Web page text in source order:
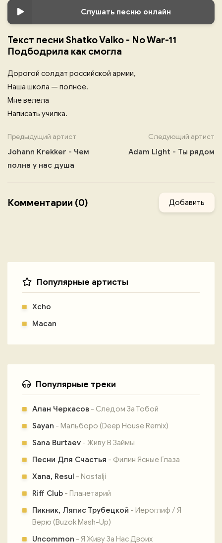
Слушать песню онлайн
Текст песни Shatko Valko - No War-11
Подбодрила как смогла
Дорогой солдат российской армии,
Наша школа — полное.
Мне велела
Написать училка.
Предыдущий артист
Johann Krekker - Чем
полна у нас душа
Следующий артист
Adam Light - Ты рядом
Комментарии (0) Добавить
Популярные артисты
Xcho
Macan
Популярные треки
Алан Черкасов - Следом За Тобой
Sayan - Мальборо (Deep House Remix)
Sana Burtaev - Живу В Займы
Песни Для Счастья - Филин Ясные Глаза
Xana, Resul - Nostalji
Riff Club - Планетарий
Пикник, Ляпис Трубецкой - Иероглиф / Я
Верю (Buzok Mash-Up)
Uncommon - Я Живу За Нас Двоих